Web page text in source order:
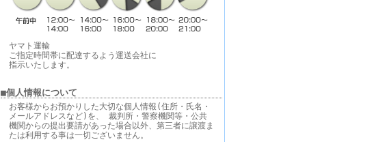
ヤマト運輸
ご指定時間帯に配達するよう運送会社に
指示いたします。
■個人情報について
お客様からお預かりした大切な個人情報(住所・氏名・
メールアドレスなど)を、 裁判所・警察機関等・公共
機関からの提出要請があった場合以外、第三者に譲渡ま
たは利用する事は一切ございません。